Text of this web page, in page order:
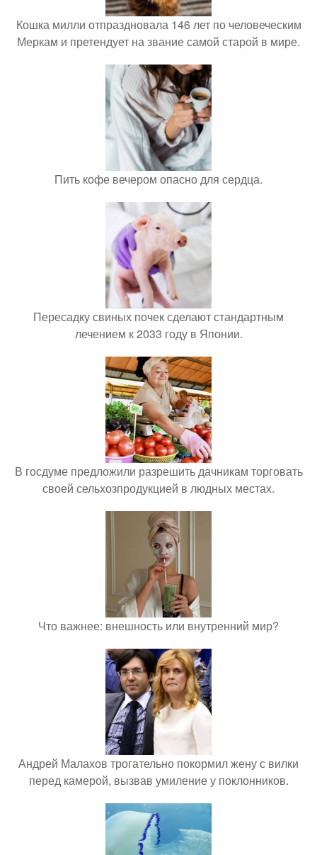
Кошка милли отпраздновала 146 лет по человеческим
Меркам и претендует на звание самой старой в мире.
Пить кофе вечером опасно для сердца.
Пересадку свиных почек сделают стандартным
лечением к 2033 году в Японии.
В госдуме предложили разрешить дачникам торговать
своей сельхозпродукцией в людных местах.
Что важнее: внешность или внутренний мир?
Андрей Малахов трогательно покормил жену с вилки
перед камерой, вызвав умиление у поклонников.